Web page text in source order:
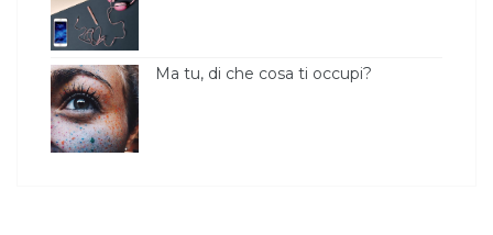
Ma tu, di che cosa ti occupi?